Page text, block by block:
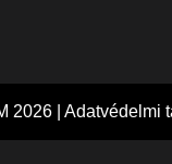
2026 |Adatvédelmi